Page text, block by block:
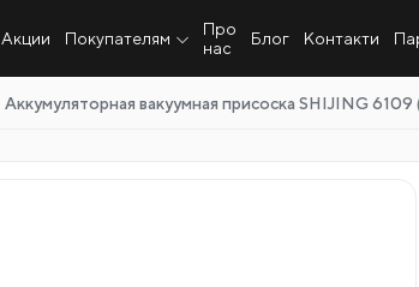
Акции Покупателям
Про
нас
Блог Контакти
Аккумуляторная вакуумная присоска SHIJING